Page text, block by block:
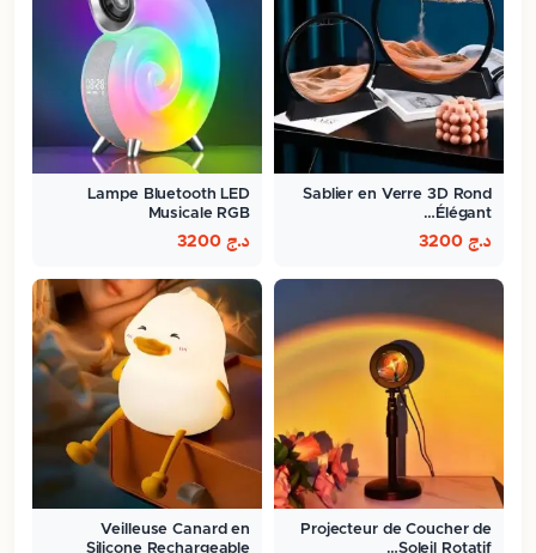
Sablier en Verre 3D Rond
Élégant…
د.ج
Lampe Bluetooth LED
Musicale RGB
د.ج
Projecteur de Coucher de
Soleil Rotatif…
Veilleuse Canard en
Silicone Rechargeable